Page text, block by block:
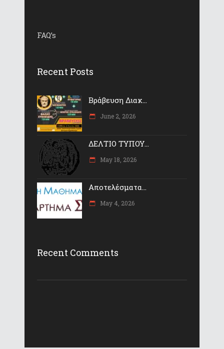
FAQ’s
Recent Posts
Βράβευση Διακ...
June 2, 2026
ΔΕΛΤΙΟ ΤΥΠΟΥ...
May 18, 2026
Αποτελέσματα...
May 4, 2026
Recent Comments